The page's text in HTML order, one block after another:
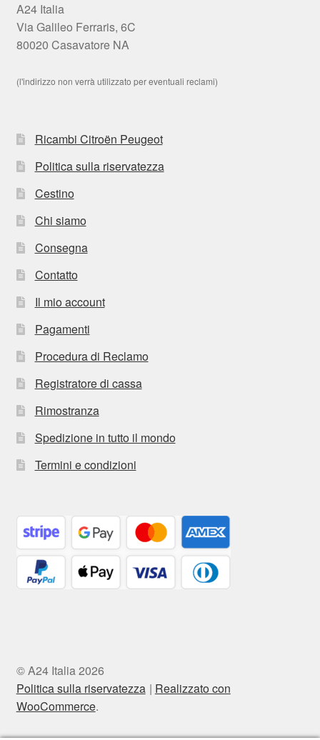
A24 Italia
Via Galileo Ferraris, 6C
80020 Casavatore NA
(l'indirizzo non verrà utilizzato per eventuali reclami)
Ricambi Citroën Peugeot
Politica sulla riservatezza
Cestino
Chi siamo
Consegna
Contatto
Il mio account
Pagamenti
Procedura di Reclamo
Registratore di cassa
Rimostranza
Spedizione in tutto il mondo
Termini e condizioni
© A24 Italia 2026
Politica sulla riservatezza
Realizzato con
WooCommerce.